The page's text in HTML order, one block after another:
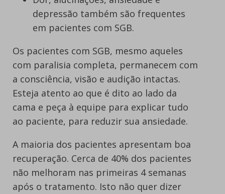
depressão também são frequentes
em pacientes com SGB.
Os pacientes com SGB, mesmo aqueles
com paralisia completa, permanecem com
a consciência, visão e audição intactas.
Esteja atento ao que é dito ao lado da
cama e peça à equipe para explicar tudo
ao paciente, para reduzir sua ansiedade.
A maioria dos pacientes apresentam boa
recuperação. Cerca de 40% dos pacientes
não melhoram nas primeiras 4 semanas
após o tratamento. Isto não quer dizer